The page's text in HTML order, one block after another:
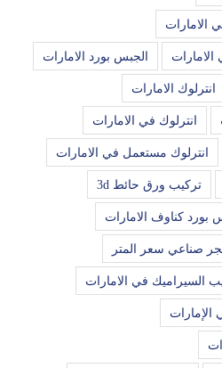
الامارات
الجبس بورد الامارات
انترلوك الامارات
انترلوك في الامارات
انترلوك مستعمل في الامارات
تركيب ورق حائط 3d
بورد كناوف الامارات
صناعي سعر المتر
السيراميك في الامارات